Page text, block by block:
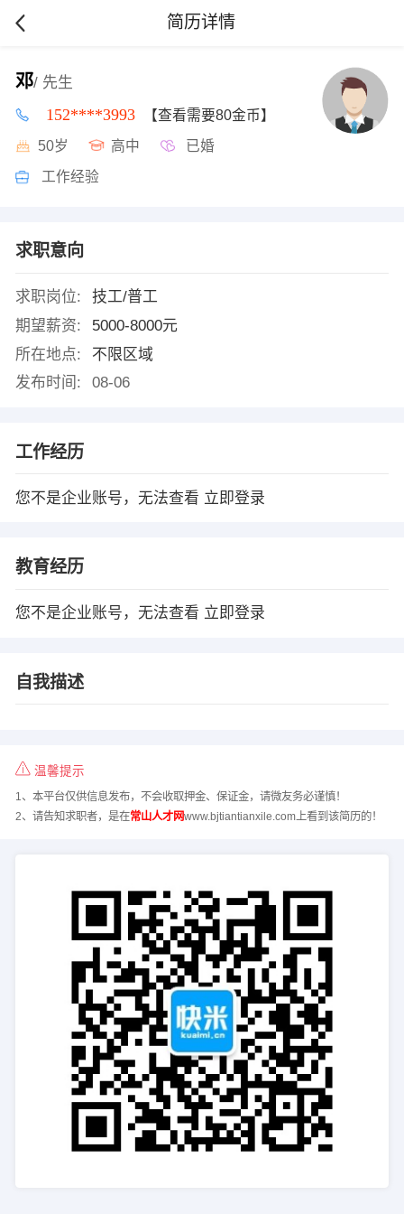
简历详情
邓/ 先生
152****3993 【查看需要80金币】
50岁 高中 已婚
工作经验
求职意向
求职岗位:
技工/普工
期望薪资:
5000-8000元
所在地点:
不限区域
发布时间:
08-06
工作经历
您不是企业账号，无法查看 立即登录
教育经历
您不是企业账号，无法查看 立即登录
自我描述
温馨提示
1、本平台仅供信息发布，不会收取押金、保证金，请微友务必谨慎！
2、请告知求职者，是在常山人才网www.bjtiantianxile.com上看到该简历的！